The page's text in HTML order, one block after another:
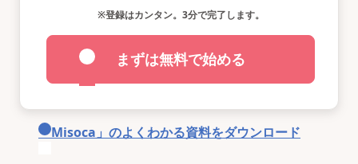
※登録はカンタン。3分で完了します。
まずは無料で始める
「Misoca」のよくわかる資料をダウンロード